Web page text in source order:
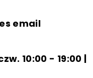
email
10:00 - 19:00 |